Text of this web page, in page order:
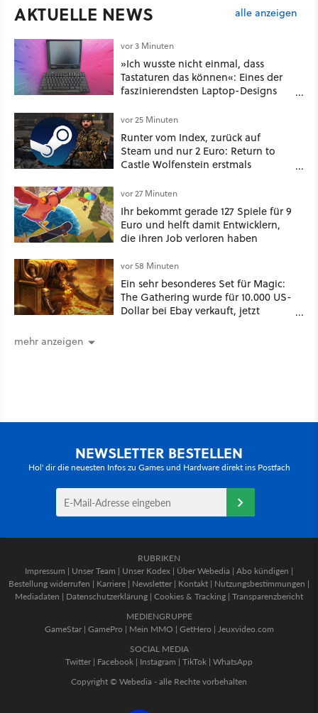
AKTUELLE NEWS alle anzeigen
vor 3 Minuten
»Ich wusste nicht einmal, dass
Tastaturen das können«: Eines der
faszinierendsten Laptop-Designs
vor 25 Minuten
Runter vom Index, zurück auf
Steam und nur 2 Euro: Return to
Castle Wolfenstein erstmals
Markt
vor 27 Minuten
Ihr bekommt gerade 127 Spiele für 9
Euro und helft damit Entwicklern,
die ihren Job verloren haben
vor 58 Minuten
Ein sehr besonderes Set für Magic:
The Gathering wurde für 10.000 US-
Dollar bei Ebay verkauft, jetzt
mehr anzeigen
NEWSLETTER BESTELLEN
Hol' dir die neuesten Infos zu Games und Hardware direkt ins Postfach
RUBRIKEN
Impressum | Unser Team | Unser Kodex | Über Webedia | Abo kündigen |
Bestellung widerrufen | Karriere | Newsletter | Kontakt | Nutzungsbestimmungen |
Mediadaten | Datenschutzerklärung | Cookies & Tracking | Transparenzbericht
MEDIENGRUPPE
GameStar| GamePro | Mein MMO | GetHero | Jeuxvideo.com
SOCIAL MEDIA
Twitter | Facebook | Instagram | TikTok | WhatsApp
Copyright © Webedia - alle Rechte vorbehalten